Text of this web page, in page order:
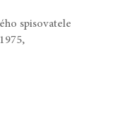
spisovatele